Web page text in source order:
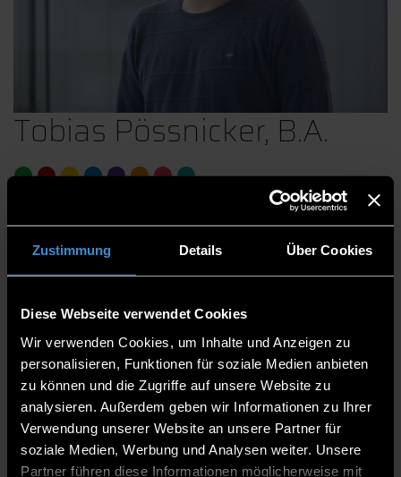
Zustimmung Details Über Cookies
Diese Webseite verwendet Cookies
Wir verwenden Cookies, um Inhalte und Anzeigen zu
personalisieren, Funktionen für soziale Medien anbieten
zu können und die Zugriffe auf unsere Website zu
analysieren. Außerdem geben wir Informationen zu Ihrer
Verwendung unserer Website an unsere Partner für
soziale Medien, Werbung und Analysen weiter. Unsere
Partner führen diese Informationen möglicherweise mit
Tobias Pössnicker, B.A.
Betreuung folgender Standorte:
Campus DEG
BITZ Oberschneiding
ECRI
Lehrstandort Cham
TC Cham Intelligente Robotik
TC Mainburg
TTZ Kemnath
Abteilung Drittmittelmanagement